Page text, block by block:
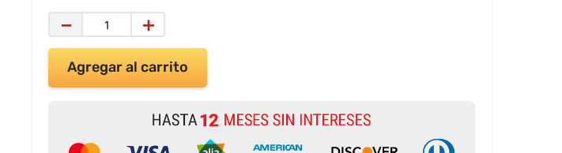
＋
－
Agregar al carrito